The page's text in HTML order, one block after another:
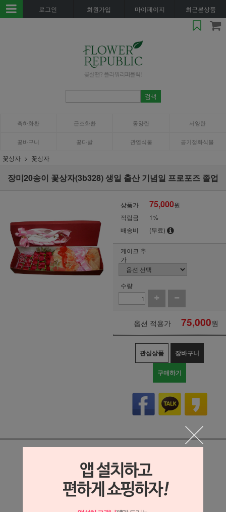
로그인 회원가입 마이페이지 최근본상품
축하화환 근조화환 동양란 서양란
꽃바구니 꽃다발 관엽식물 공기정화식물
꽃상자 꽃상자
장미20송이 꽃상자(3b328) 생일 출산 기념일 프로포즈 졸업
상품가 75,000원
적립금
1%
배송비
(무료)
케이크 추
가
수량
옵션 적용가 75,000원
관심상품 장바구니
구매하기
상세정보 새창 열기
상세 정보를 확대해 보실 수 있습니다.